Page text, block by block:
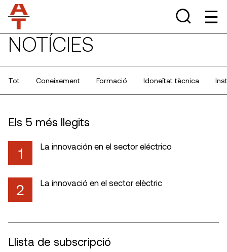
NOTÍCIES
Tot Coneixement Formació Idoneïtat tècnica
Els 5 més llegits
1 La innovación en el sector eléctrico
2 La innovació en el sector elèctric
Llista de subscripció